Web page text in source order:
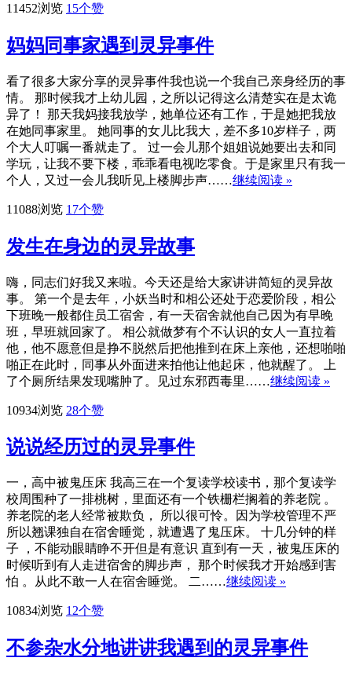
11452浏览 15个赞
妈妈同事家遇到灵异事件
看了很多大家分享的灵异事件我也说一个我自己亲身经历的事
情。 那时候我才上幼儿园，之所以记得这么清楚实在是太诡
异了！ 那天我妈接我放学，她单位还有工作，于是她把我放
在她同事家里。 她同事的女儿比我大，差不多10岁样子，两
个大人叮嘱一番就走了。 过一会儿那个姐姐说她要出去和同
学玩，让我不要下楼，乖乖看电视吃零食。于是家里只有我一
个人，又过一会儿我听见上楼脚步声……继续阅读 »
11088浏览 17个赞
发生在身边的灵异故事
嗨，同志们好我又来啦。今天还是给大家讲讲简短的灵异故
事。 第一个是去年，小妖当时和相公还处于恋爱阶段，相公
下班晚一般都住员工宿舍，有一天宿舍就他自己因为有早晚
班，早班就回家了。 相公就做梦有个不认识的女人一直拉着
他，他不愿意但是挣不脱然后把他推到在床上亲他，还想啪啪
啪正在此时，同事从外面进来拍他让他起床，他就醒了。 上
了个厕所结果发现嘴肿了。见过东邪西毒里……继续阅读 »
10934浏览 28个赞
说说经历过的灵异事件
一，高中被鬼压床 我高三在一个复读学校读书，那个复读学
校周围种了一排桃树，里面还有一个铁栅栏搁着的养老院 。
养老院的老人经常被欺负， 所以很可怜。因为学校管理不严
所以翘课独自在宿舍睡觉，就遭遇了鬼压床。 十几分钟的样
子 ，不能动眼睛睁不开但是有意识 直到有一天，被鬼压床的
时候听到有人走进宿舍的脚步声， 那个时候我才开始感到害
怕 。从此不敢一人在宿舍睡觉。 二……继续阅读 »
10834浏览 12个赞
不参杂水分地讲讲我遇到的灵异事件